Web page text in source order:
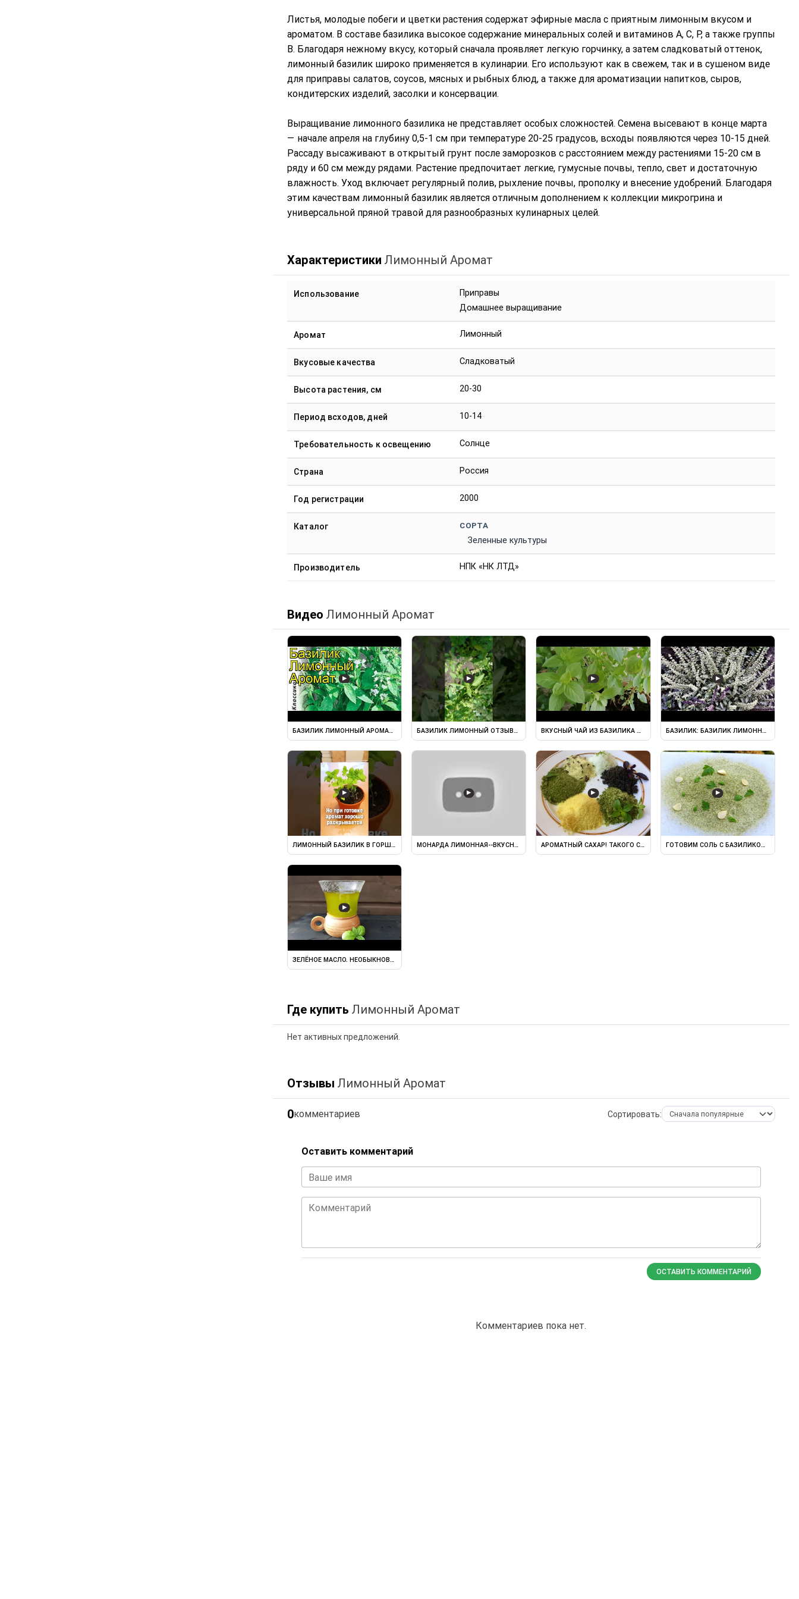
Листья, молодые побеги и цветки растения содержат эфирные масла с приятным лимонным вкусом и
ароматом. В составе базилика высокое содержание минеральных солей и витаминов А, С, Р, а также группы
В. Благодаря нежному вкусу, который сначала проявляет легкую горчинку, а затем сладковатый оттенок,
лимонный базилик широко применяется в кулинарии. Его используют как в свежем, так и в сушеном виде
для приправы салатов, соусов, мясных и рыбных блюд, а также для ароматизации напитков, сыров,
кондитерских изделий, засолки и консервации.
Выращивание лимонного базилика не представляет особых сложностей. Семена высевают в конце марта
— начале апреля на глубину 0,5-1 см при температуре 20-25 градусов, всходы появляются через 10-15 дней.
Рассаду высаживают в открытый грунт после заморозков с расстоянием между растениями 15-20 см в
ряду и 60 см между рядами. Растение предпочитает легкие, гумусные почвы, тепло, свет и достаточную
влажность. Уход включает регулярный полив, рыхление почвы, прополку и внесение удобрений. Благодаря
этим качествам лимонный базилик является отличным дополнением к коллекции микрогрина и
универсальной пряной травой для разнообразных кулинарных целей.
Характеристики Лимонный Аромат
Использование
Приправы
Домашнее выращивание
Аромат Лимонный
Вкусовые качества Сладковатый
Высота растения, см 20-30
Период всходов, дней 10-14
Требовательность к освещению Солнце
Страна Россия
Год регистрации 2000
Каталог СОРТА
Зеленные культуры
Производитель НПК «НК ЛТД»
Видео Лимонный Аромат
▶
БАЗИЛИК ЛИМОННЫЙ АРОМАТ (БАЗИЛИК). КРАТКИЙ ОБЗОР ...
▶
БАЗИЛИК ЛИМОННЫЙ ОТЗЫВЫ ПРИМЕНЕНИЕ АРОМАТ
▶
ВКУСНЫЙ ЧАЙ ИЗ БАЗИЛИКА ЛИМОННОГО. ПОЛЕЗНЫЕ СВОЙСТВА И ...
▶
БАЗИЛИК: БАЗИЛИК ЛИМОННЫЙ
▶
ЛИМОННЫЙ БАЗИЛИК В ГОРШКЕ ДОМА НА ПОДОКОННИКЕ ...
▶
МОНАРДА ЛИМОННАЯ--ВКУСНЫЙ ЦВЕТОК.
▶
АРОМАТНЫЙ САХАР! ТАКОГО САХАРА ВЫ ТОЧНО НЕ ПРОБОВАЛИ ...
▶
ГОТОВИМ СОЛЬ С БАЗИЛИКОМ! С
▶
ЗЕЛЁНОЕ МАСЛО. НЕОБЫКНОВЕННОЕ МАСЛО ИЗ БАЗИЛИКА И ...
Где купить Лимонный Аромат
Нет активных предложений.
Отзывы Лимонный Аромат
0комментариев Сортировать:
Оставить комментарий
Ваше имя
Комментарий
ОСТАВИТЬ КОММЕНТАРИЙ
Комментариев пока нет.